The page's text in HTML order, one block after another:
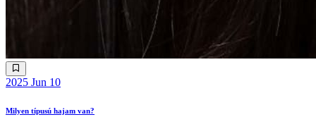
2025 Jun 10
Milyen típusú hajam van?